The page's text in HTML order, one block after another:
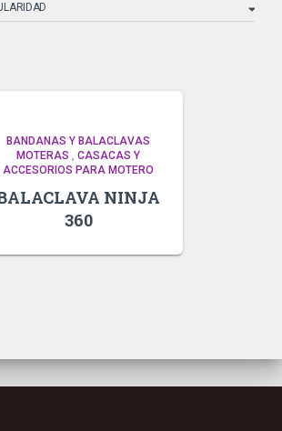
BANDANAS Y BALACLAVAS
MOTERAS , CASACAS Y
ACCESORIOS PARA MOTERO
NINJA
360